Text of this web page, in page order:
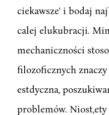
ciekawsze' i bodaj
calej elukubracji.
mechaniczności
filozoficznych
estdyczna,
problemów.